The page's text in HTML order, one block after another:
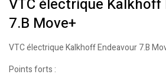
VTC électrique Kalkhoff
7.B Move+
VTC électrique Kalkhoff Endeavour 7.B
Points forts :